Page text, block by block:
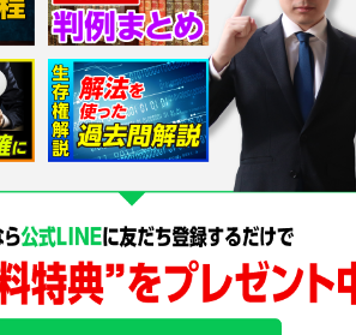
が備え置く「株主名簿」、(三)上場会
す。
原則として発行されなくなり、現在
ます(会社法214条)。
もので、会社と株主との関係を画す